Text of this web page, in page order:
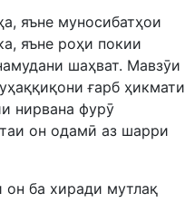
яъне муносибатҳои
яъне роҳи покии
шаҳват. Мавзӯи
ғарб ҳикмати
нирвана фурӯ
он одамӣ аз шарри
он ба хиради мутлақ